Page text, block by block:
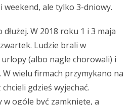
weekend, ale tylko 3-dniowy.
W 2018 roku 1 i 3 maja
Ludzie brali w
(albo nagle chorowali) i
W wielu firmach przymykano na
gdzieś wyjechać.
w ogóle być zamknięte, a